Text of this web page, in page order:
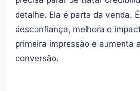
detalhe. Ela é parte da venda.
desconfiança, melhora o
primeira impressão e aumenta
conversão.